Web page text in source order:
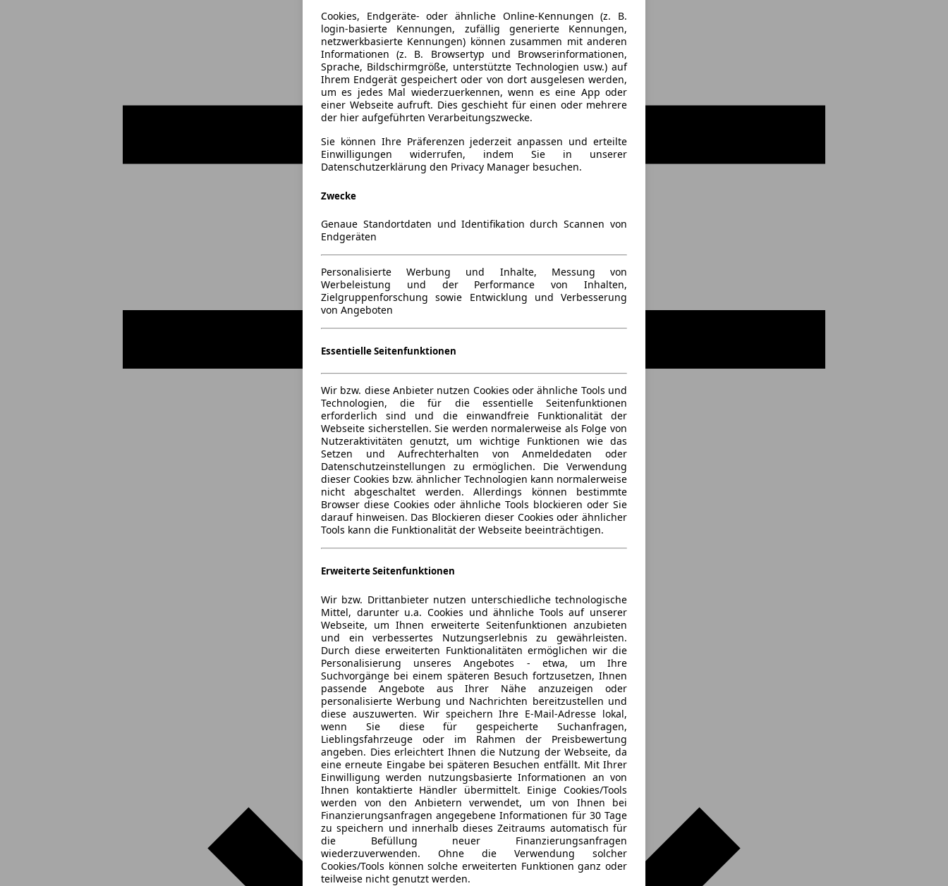
Cookies, Endgeräte- oder ähnliche Online-Kennungen (z. B.
login-basierte Kennungen, zufällig generierte Kennungen,
netzwerkbasierte Kennungen) können zusammen mit anderen
Informationen (z. B. Browsertyp und Browserinformationen,
Sprache, Bildschirmgröße, unterstützte Technologien usw.) auf
Ihrem Endgerät gespeichert oder von dort ausgelesen werden,
um es jedes Mal wiederzuerkennen, wenn es eine App oder
einer Webseite aufruft. Dies geschieht für einen oder mehrere
der hier aufgeführten Verarbeitungszwecke.
Sie können Ihre Präferenzen jederzeit anpassen und erteilte
Einwilligungen widerrufen, indem Sie in unserer
Datenschutzerklärung den Privacy Manager besuchen.
Zwecke
Genaue Standortdaten und Identifikation durch Scannen von
Endgeräten
Personalisierte Werbung und Inhalte, Messung von
Werbeleistung und der Performance von Inhalten,
Zielgruppenforschung sowie Entwicklung und Verbesserung
von Angeboten
Essentielle Seitenfunktionen
Wir bzw. diese Anbieter nutzen Cookies oder ähnliche Tools und
Technologien, die für die essentielle Seitenfunktionen
erforderlich sind und die einwandfreie Funktionalität der
Webseite sicherstellen. Sie werden normalerweise als Folge von
Nutzeraktivitäten genutzt, um wichtige Funktionen wie das
Setzen und Aufrechterhalten von Anmeldedaten oder
Datenschutzeinstellungen zu ermöglichen. Die Verwendung
dieser Cookies bzw. ähnlicher Technologien kann normalerweise
nicht abgeschaltet werden. Allerdings können bestimmte
Browser diese Cookies oder ähnliche Tools blockieren oder Sie
darauf hinweisen. Das Blockieren dieser Cookies oder ähnlicher
Tools kann die Funktionalität der Webseite beeinträchtigen.
Erweiterte Seitenfunktionen
Wir bzw. Drittanbieter nutzen unterschiedliche technologische
Mittel, darunter u.a. Cookies und ähnliche Tools auf unserer
Webseite, um Ihnen erweiterte Seitenfunktionen anzubieten
und ein verbessertes Nutzungserlebnis zu gewährleisten.
Durch diese erweiterten Funktionalitäten ermöglichen wir die
Personalisierung unseres Angebotes - etwa, um Ihre
Suchvorgänge bei einem späteren Besuch fortzusetzen, Ihnen
passende Angebote aus Ihrer Nähe anzuzeigen oder
personalisierte Werbung und Nachrichten bereitzustellen und
diese auszuwerten. Wir speichern Ihre E-Mail-Adresse lokal,
wenn Sie diese für gespeicherte Suchanfragen,
Lieblingsfahrzeuge oder im Rahmen der Preisbewertung
angeben. Dies erleichtert Ihnen die Nutzung der Webseite, da
eine erneute Eingabe bei späteren Besuchen entfällt. Mit Ihrer
Einwilligung werden nutzungsbasierte Informationen an von
Ihnen kontaktierte Händler übermittelt. Einige Cookies/Tools
werden von den Anbietern verwendet, um von Ihnen bei
Finanzierungsanfragen angegebene Informationen für 30 Tage
zu speichern und innerhalb dieses Zeitraums automatisch für
die Befüllung neuer Finanzierungsanfragen
wiederzuverwenden. Ohne die Verwendung solcher
Cookies/Tools können solche erweiterten Funktionen ganz oder
teilweise nicht genutzt werden.